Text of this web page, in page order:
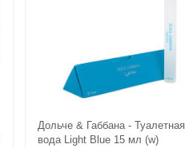
Дольче & Габбана - Туалетная
вода Light Blue 15 мл (w)